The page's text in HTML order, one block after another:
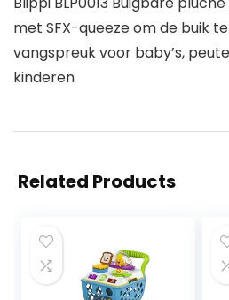
met SFX-queeze om de buik
vangspreuk voor baby’s,
kinderen
Related Products